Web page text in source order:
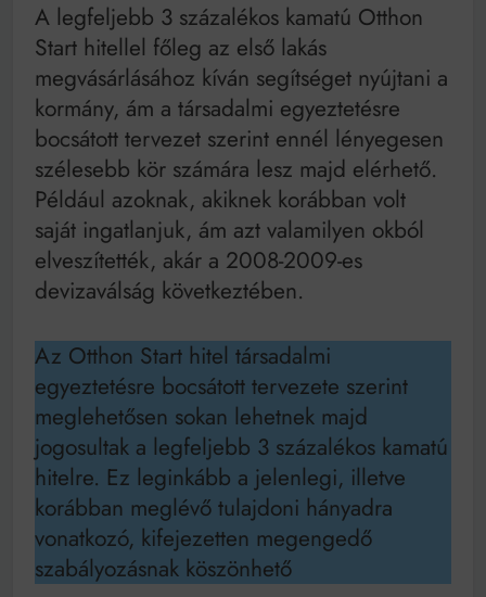
A legfeljebb 3 százalékos kamatú Otthon
Start hitellel főleg az első lakás
megvásárlásához kíván segítséget nyújtani a
kormány, ám a társadalmi egyeztetésre
bocsátott tervezet szerint ennél lényegesen
szélesebb kör számára lesz majd elérhető.
Például azoknak, akiknek korábban volt
saját ingatlanjuk, ám azt valamilyen okból
elveszítették, akár a 2008-2009-es
devizaválság következtében.
Az Otthon Start hitel társadalmi
egyeztetésre bocsátott tervezete szerint
meglehetősen sokan lehetnek majd
jogosultak a legfeljebb 3 százalékos kamatú
hitelre. Ez leginkább a jelenlegi, illetve
korábban meglévő tulajdoni hányadra
vonatkozó, kifejezetten megengedő
szabályozásnak köszönhető